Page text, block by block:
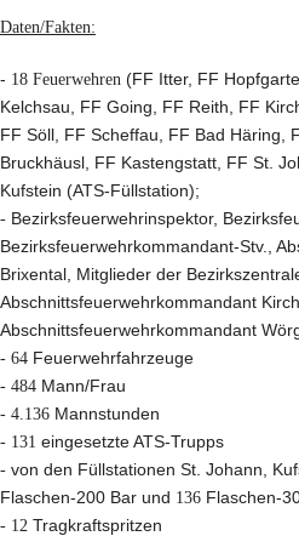
Daten/Fakten:
- 18 Feuerwehren (FF Itter, FF
Kelchsau, FF Going, FF Reith, FF
FF Söll, FF Scheffau, FF Bad Häring,
Bruckhäusl, FF Kastengstatt, FF St.
Kufstein (ATS-Füllstation);
- Bezirksfeuerwehrinspektor,
Bezirksfeuerwehrkommandant-Stv.,
Brixental, Mitglieder der
Abschnittsfeuerwehrkommandant
Abschnittsfeuerwehrkommandant
- 64 Feuerwehrfahrzeuge
- 484 Mann/Frau
- 4.136 Mannstunden
- 131 eingesetzte ATS-Trupps
- von den Füllstationen St. Johann,
Flaschen-200 Bar und 136 Flaschen-
- 12 Tragkraftspritzen